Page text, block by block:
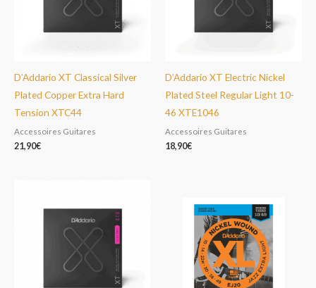
D’Addario XT Classical Silver
Plated Copper Extra Hard
Tension XTC44
Accessoires Guitares
21,90€
D’Addario XT Electric Nickel
Plated Steel Regular Light 10-
46 XTE1046
Accessoires Guitares
18,90€